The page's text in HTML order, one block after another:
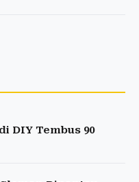
DIY Tembus 90